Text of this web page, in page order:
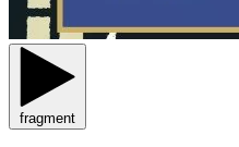
fragment